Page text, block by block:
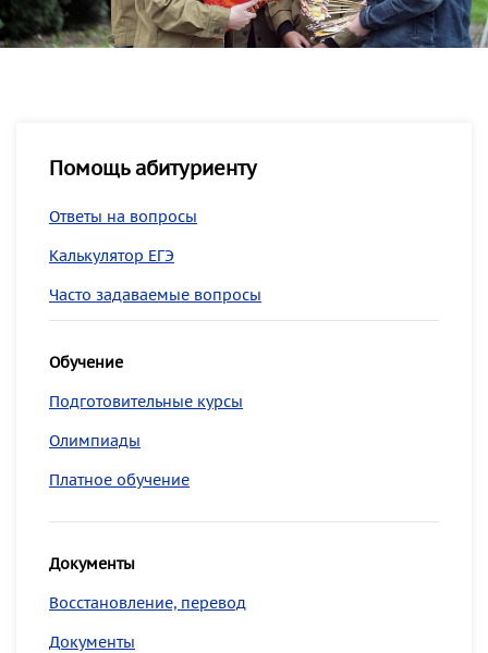
Помощь абитуриенту
Ответы на вопросы
Калькулятор ЕГЭ
Часто задаваемые вопросы
Обучение
Подготовительные курсы
Олимпиады
Платное обучение
Документы
Восстановление, перевод
Документы